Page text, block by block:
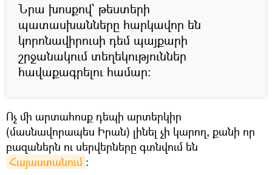
Նրա խոսքով՝ թեստերի
պատասխանները հարկավոր են
կորոնավիրուսի դեմ պայքարի
շրջանակում տեղեկություններ
հավաքագրելու համար։
Ոչ մի արտահոսք դեպի արտերկիր
(մասնավորապես Իրան) լինել չի կարող, քանի որ
բազաներն ու սերվերները գտնվում են
Հայաստանում ։